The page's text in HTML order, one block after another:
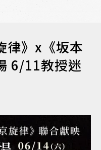
律》x《坂本
6/11教授迷